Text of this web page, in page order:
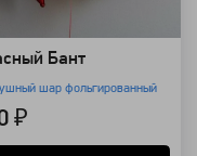
Бант
шар фольгированный
₽